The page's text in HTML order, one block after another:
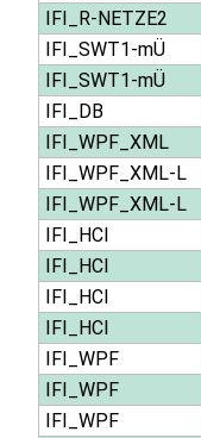
IFI_R-NETZE2
IFI_SWT1-mÜ
IFI_SWT1-mÜ
IFI_DB
IFI_WPF_XML
IFI_WPF_XML-L
IFI_WPF_XML-L
IFI_HCI
IFI_HCI
IFI_HCI
IFI_HCI
IFI_WPF
IFI_WPF
IFI_WPF